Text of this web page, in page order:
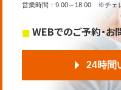
営業時間 ： 9:00～18:00 ※チェ
WEBでのご予約・お
24時間